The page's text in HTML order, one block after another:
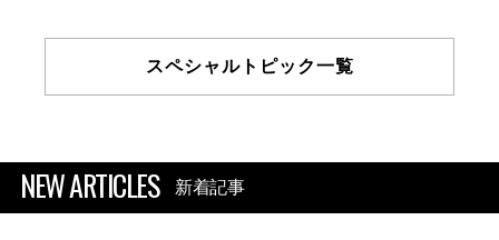
スペシャルトピック一覧
NEW ARTICLES 新着記事